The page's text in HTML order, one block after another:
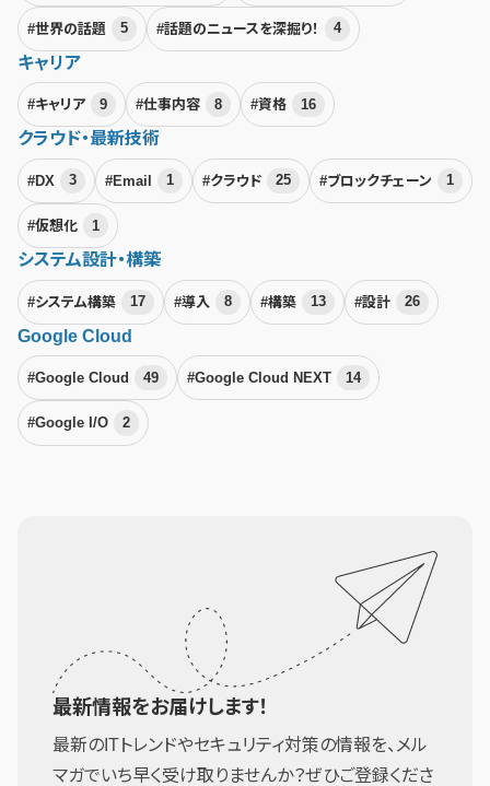
#世界の話題 5 #話題のニュースを深掘り！ 4
キャリア
#キャリア 9 #仕事内容 8 #資格 16
クラウド・最新技術
#DX 3 #Email 1 #クラウド 25 #ブロックチェーン 1
#仮想化 1
システム設計・構築
#システム構築 17 #導入 8 #構築 13 #設計 26
Google Cloud
#Google Cloud 49 #Google Cloud NEXT 14
#Google I/O 2
最新情報をお届けします！
最新のITトレンドやセキュリティ対策の情報を、メル
マガでいち早く受け取りませんか？ぜひご登録くださ